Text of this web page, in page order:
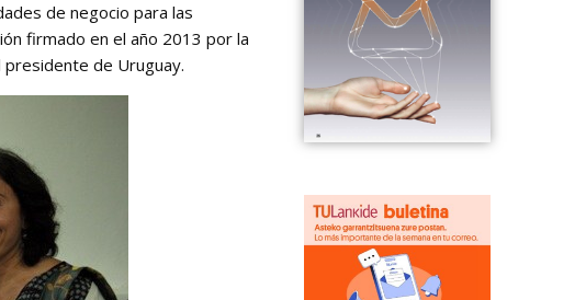
de negocio para las
firmado en el año 2013 por la
presidente de Uruguay.